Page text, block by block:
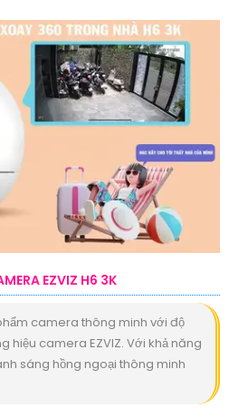
EZVIZ H6 3K
camera thông minh với độ
hiệu camera EZVIZ. Với khả năng
sáng hồng ngoại thông minh